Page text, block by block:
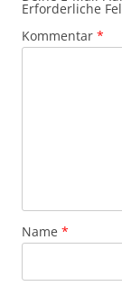
Erforderliche
Kommentar *
Name *